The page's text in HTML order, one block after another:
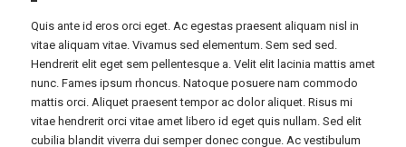
Quis ante id eros orci eget. Ac egestas praesent aliquam nisl in
vitae aliquam vitae. Vivamus sed elementum. Sem sed sed.
Hendrerit elit eget sem pellentesque a. Velit elit lacinia mattis amet
nunc. Fames ipsum rhoncus. Natoque posuere nam commodo
mattis orci. Aliquet praesent tempor ac dolor aliquet. Risus mi
vitae hendrerit orci vitae amet libero id eget quis nullam. Sed elit
cubilia blandit viverra dui semper donec congue. Ac vestibulum